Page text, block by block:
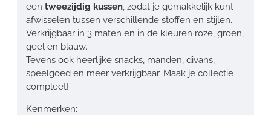
een tweezijdig kussen, zodat je gemakkelijk kunt
afwisselen tussen verschillende stoffen en stijlen.
Verkrijgbaar in 3 maten en in de kleuren roze, groen,
geel en blauw.
Tevens ook heerlijke snacks, manden, divans,
speelgoed en meer verkrijgbaar. Maak je collectie
compleet!
Kenmerken: